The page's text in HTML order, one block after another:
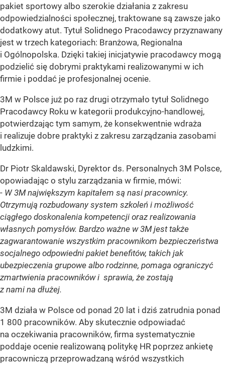
pakiet sportowy albo szerokie działania z zakresu
odpowiedzialności społecznej, traktowane są zawsze jako
dodatkowy atut. Tytuł Solidnego Pracodawcy przyznawany
jest w trzech kategoriach: Branżowa, Regionalna
i Ogólnopolska. Dzięki takiej inicjatywie pracodawcy mogą
podzielić się dobrymi praktykami realizowanymi w ich
firmie i poddać je profesjonalnej ocenie.
3M w Polsce już po raz drugi otrzymało tytuł Solidnego
Pracodawcy Roku w kategorii produkcyjno-handlowej,
potwierdzając tym samym, że konsekwentnie wdraża
i realizuje dobre praktyki z zakresu zarządzania zasobami
ludzkimi.
Dr Piotr Skaldawski, Dyrektor ds. Personalnych 3M Polsce,
opowiadając o stylu zarządzania w firmie, mówi:
- W 3M największym kapitałem są nasi pracownicy.
Otrzymują rozbudowany system szkoleń i możliwość
ciągłego doskonalenia kompetencji oraz realizowania
własnych pomysłów. Bardzo ważne w 3M jest także
zagwarantowanie wszystkim pracownikom bezpieczeństwa
socjalnego odpowiedni pakiet benefitów, takich jak
ubezpieczenia grupowe albo rodzinne, pomaga ograniczyć
zmartwienia pracowników i sprawia, że zostają
z nami na dłużej.
3M działa w Polsce od ponad 20 lat i dziś zatrudnia ponad
1 800 pracowników. Aby skutecznie odpowiadać
na oczekiwania pracowników, firma systematycznie
poddaje ocenie realizowaną politykę HR poprzez ankietę
pracowniczą przeprowadzaną wśród wszystkich